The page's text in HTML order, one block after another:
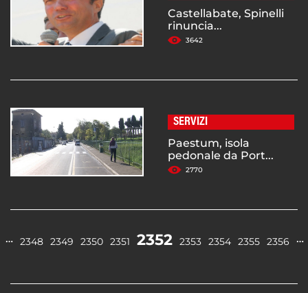
Castellabate, Spinelli
rinuncia...
3642
SERVIZI
Paestum, isola
pedonale da Port...
2770
… 2348 2349 2350 2351 2352 2353 2354 2355 2356 …